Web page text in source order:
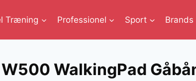
Træning Professionel Sport Brands
WalkingPad